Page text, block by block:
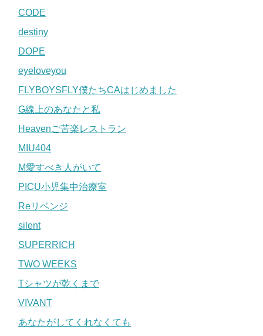
CODE
destiny
DOPE
eyeloveyou
FLYBOYSFLY僕たちCAはじめました
G線上のあなたと私
Heavenご苦楽レストラン
MIU404
M愛すべき人がいて
PICU小児集中治療室
Reリベンジ
silent
SUPERRICH
TWO WEEKS
Tシャツが乾くまで
VIVANT
あなたがしてくれなくても